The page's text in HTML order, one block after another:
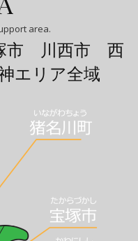
area.
市 川西市 西
エリア全域